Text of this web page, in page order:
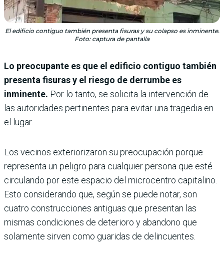
El edificio contiguo también presenta fisuras y su colapso es inminente.
Foto: captura de pantalla
Lo preocupante es que el edificio contiguo también
presenta fisuras y el riesgo de derrumbe es
inminente. Por lo tanto, se solicita la intervención de
las autoridades pertinentes para evitar una tragedia en
el lugar.
Los vecinos exteriorizaron su preocupación porque
representa un peligro para cualquier persona que esté
circulando por este espacio del microcentro capitalino.
Esto considerando que, según se puede notar, son
cuatro construcciones antiguas que presentan las
mismas condiciones de deterioro y abandono que
solamente sirven como guaridas de delincuentes.